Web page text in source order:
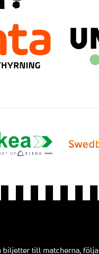
biljetter till matcherna, följa